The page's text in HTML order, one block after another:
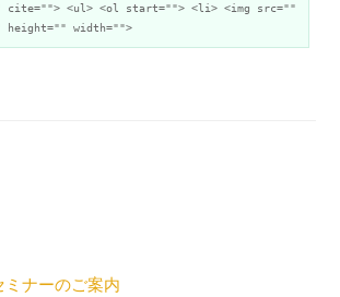
cite=""> <ul> <ol start=""> <li> <img src=""
height="" width="">
ナーのご案内